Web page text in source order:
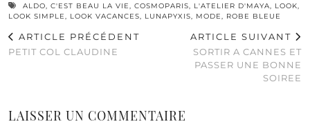
ALDO, C'EST BEAU LA VIE, COSMOPARIS, L'ATELIER D'MAYA, LOOK,
LOOK SIMPLE, LOOK VACANCES, LUNAPYXIS, MODE, ROBE BLEUE
ARTICLE PRÉCÉDENT
PETIT COL CLAUDINE
ARTICLE SUIVANT
SORTIR A CANNES ET
PASSER UNE BONNE
SOIREE
LAISSER UN COMMENTAIRE